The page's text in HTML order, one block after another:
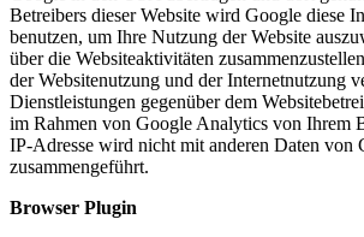
Betreibers dieser Website wird Google diese
benutzen, um Ihre Nutzung der Website
über die Websiteaktivitäten
der Websitenutzung und der Internetnutzung
Dienstleistungen gegenüber dem
im Rahmen von Google Analytics von Ihrem
IP-Adresse wird nicht mit anderen Daten von
zusammengeführt.
Browser Plugin